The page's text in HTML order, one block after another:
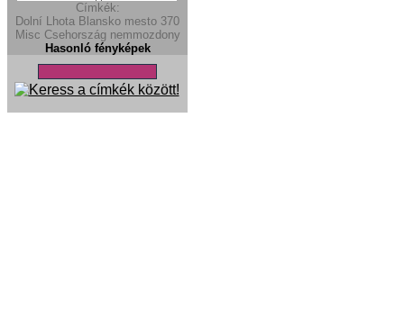
Címkék:
Dolní Lhota Blansko mesto 370
Misc Csehország nemmozdony
Hasonló fényképek